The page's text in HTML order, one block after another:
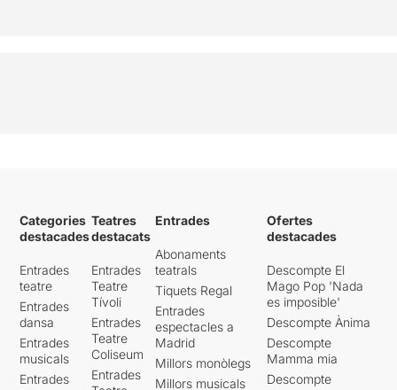
Categories
destacades
Entrades
teatre
Entrades
dansa
Entrades
musicals
Entrades
Teatres
destacats
Entrades
Teatre
Tívoli
Entrades
Teatre
Coliseum
Entrades
Entrades
Abonaments
teatrals
Tiquets Regal
Entrades
espectacles a
Madrid
Millors monòlegs
Millors musicals
Ofertes
destacades
Descompte El
Mago Pop 'Nada
es imposible'
Descompte Ànima
Descompte
Mamma mia
Descompte